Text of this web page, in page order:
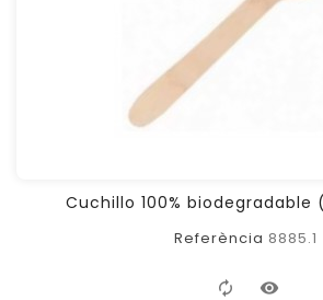
Cuchillo 100% biodegradable
Referència 8885.1